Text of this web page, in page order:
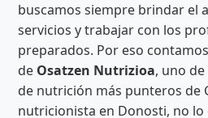
buscamos siempre brindar el
servicios y trabajar con los
preparados. Por eso
de Osatzen Nutrizioa, uno
de nutrición más punteros de
nutricionista en Donosti, no